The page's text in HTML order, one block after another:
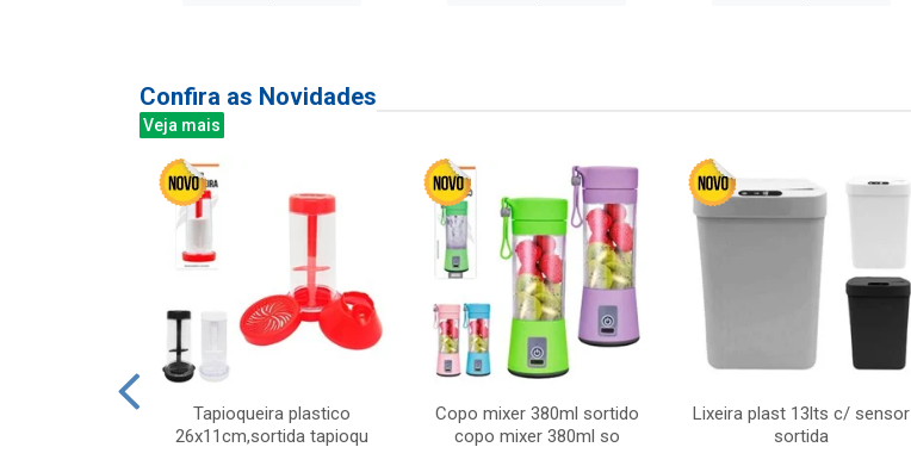
Confira as Novidades
Veja mais
Tapioqueira plastico
26x11cm,sortida tapioqu
Copo mixer 380ml sortido
copo mixer 380ml so
Lixeira plast 13lts c/ sensor
sortida